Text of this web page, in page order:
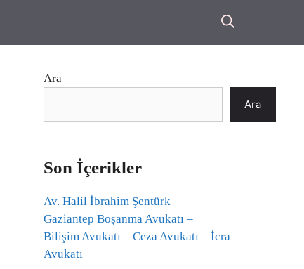
Ara
Ara
Son İçerikler
Av. Halil İbrahim Şentürk –
Gaziantep Boşanma Avukatı –
Bilişim Avukatı – Ceza Avukatı – İcra
Avukatı